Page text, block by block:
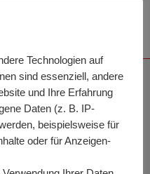
Technologien auf
sind essenziell, andere
und Ihre Erfahrung
Daten (z. B. IP-
beispielsweise für
oder für Anzeigen-